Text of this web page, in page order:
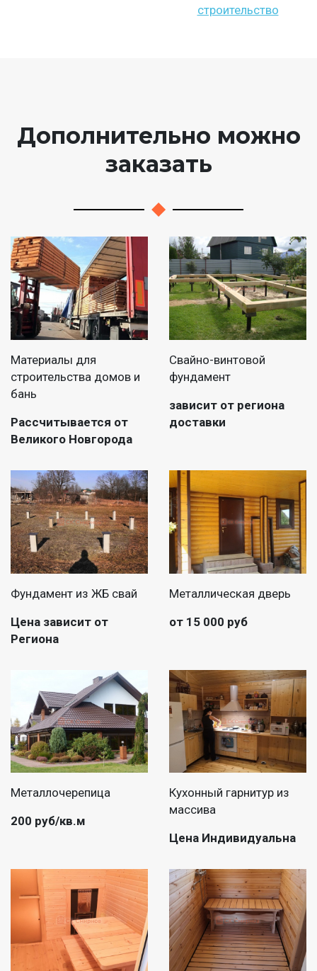
строительство
Дополнительно можно
заказать
Материалы для
строительства домов и
бань
Рассчитывается от
Великого Новгорода
Свайно-винтовой
фундамент
зависит от региона
доставки
Фундамент из ЖБ свай
Цена зависит от
Региона
Металлическая дверь
от 15 000 руб
Металлочерепица
200 руб/кв.м
Кухонный гарнитур из
массива
Цена Индивидуальна